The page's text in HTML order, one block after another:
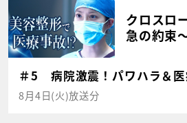
クロスロ
急の約束
＃5 病院激震！パワハラ＆
8月4日(火)放送分